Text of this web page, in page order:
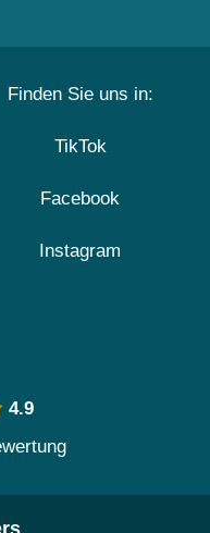
Finden Sie uns in:
TikTok
Facebook
Instagram
4.9